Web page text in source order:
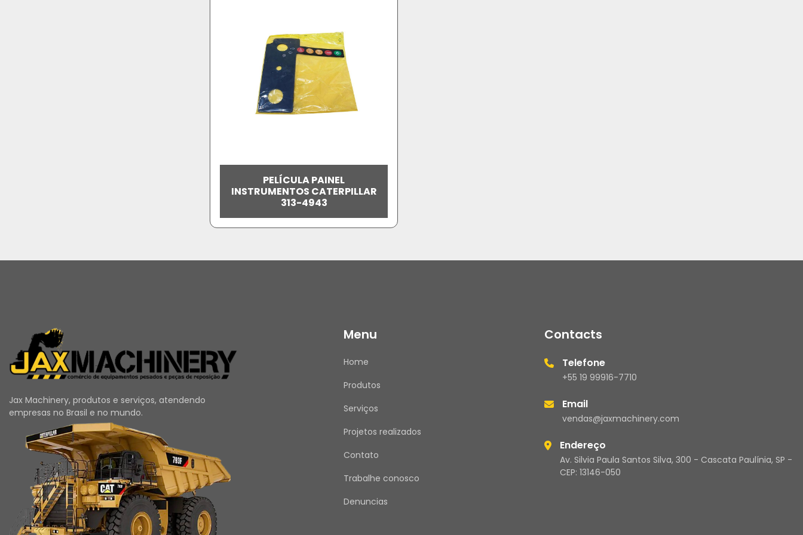
PELÍCULA PAINEL
INSTRUMENTOS CATERPILLAR
313-4943
Jax Machinery, produtos e serviços, atendendo
empresas no Brasil e no mundo.
Menu
Home
Produtos
Serviços
Projetos realizados
Contato
Trabalhe conosco
Denuncias
Contacts
Telefone
+55 19 99916-7710
Email
vendas@jaxmachinery.com
Endereço
Av. Silvia Paula Santos Silva, 300 - Cascata Paulínia, SP -
CEP: 13146-050